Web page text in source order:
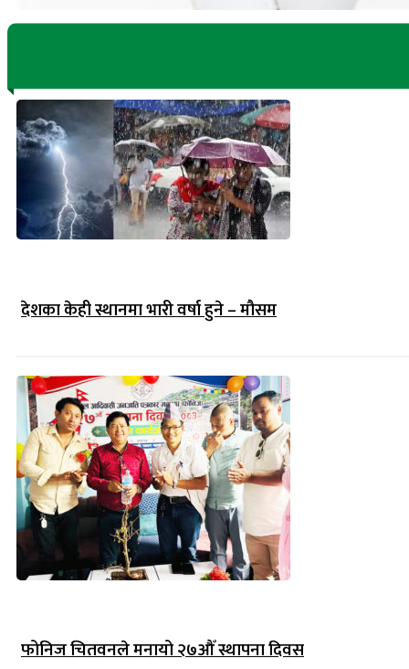
देशका केही स्थानमा भारी वर्षा हुने – मौसम
फोनिज चितवनले मनायो २७औँ स्थापना दिवस